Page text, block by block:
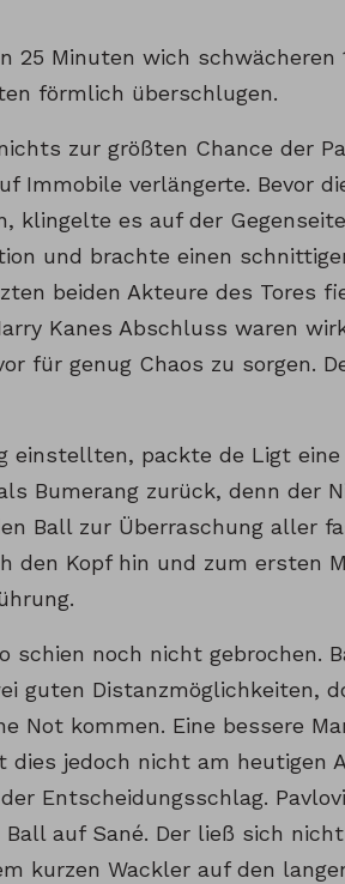
25 Minuten wich schwächeren
förmlich überschlugen.
zur größten Chance der
Immobile verlängerte. Bevor
klingelte es auf der
und brachte einen
beiden Akteure des Tores
Kanes Abschluss waren
für genug Chaos zu sorgen.
einstellten, packte de Ligt eine
Bumerang zurück, denn der
Ball zur Überraschung aller
den Kopf hin und zum ersten
schien noch nicht gebrochen.
guten Distanzmöglichkeiten,
Not kommen. Eine bessere
jedoch nicht am heutigen
Entscheidungsschlag.
auf Sané. Der ließ sich
kurzen Wackler auf den